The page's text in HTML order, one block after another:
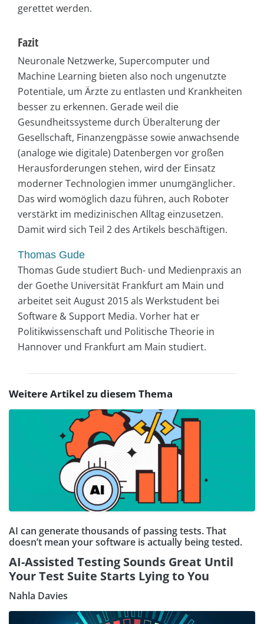
gerettet werden.
Fazit
Neuronale Netzwerke, Supercomputer und
Machine Learning bieten also noch ungenutzte
Potentiale, um Ärzte zu entlasten und Krankheiten
besser zu erkennen. Gerade weil die
Gesundheitssysteme durch Überalterung der
Gesellschaft, Finanzengpässe sowie anwachsende
(analoge wie digitale) Datenbergen vor großen
Herausforderungen stehen, wird der Einsatz
moderner Technologien immer unumgänglicher.
Das wird womöglich dazu führen, auch Roboter
verstärkt im medizinischen Alltag einzusetzen.
Damit wird sich Teil 2 des Artikels beschäftigen.
Thomas Gude
Thomas Gude studiert Buch- und Medienpraxis an
der Goethe Universität Frankfurt am Main und
arbeitet seit August 2015 als Werkstudent bei
Software & Support Media. Vorher hat er
Politikwissenschaft und Politische Theorie in
Hannover und Frankfurt am Main studiert.
Weitere Artikel zu diesem Thema
AI can generate thousands of passing tests. That
doesn’t mean your software is actually being tested.
AI-Assisted Testing Sounds Great Until
Your Test Suite Starts Lying to You
Nahla Davies